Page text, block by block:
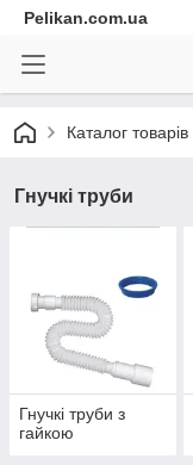
Pelikan.com.ua
Каталог товарів
Гнучкі труби
Гнучкі труби з
гайкою